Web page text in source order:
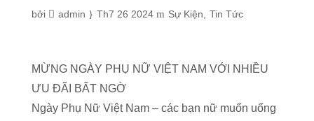
bởi admin Th7 26 2024 Sự Kiện Tin Tức
MỪNG NGÀY PHỤ NỮ VIỆT NAM VỚI NHIỀU
ƯU ĐÃI BẤT NGỜ
Ngày Phụ Nữ Việt Nam – các bạn nữ muốn uống